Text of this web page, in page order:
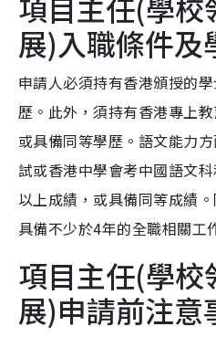
項目主任(學校
展)入職條件及
申請人必須持有香港頒授的
歷。此外，須持有香港專上
或具備同等學歷。語文能力
試或香港中學會考中國語文
以上成績，或具備同等成績
具備不少於4年的全職相關工
項目主任(學校
展)申請前注意